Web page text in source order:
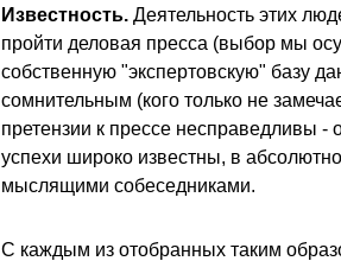
Известность.Деятельность этих
пройти деловая пресса (выбор мы
собственную "экспертовскую" базу
сомнительным (кого только не
претензии к прессе несправедливы -
успехи широко известны, в
мыслящими собеседниками.
С каждым из отобранных таким